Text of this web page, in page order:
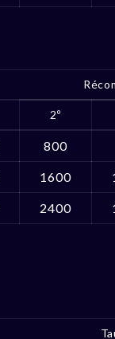
2º
800
1600
2400